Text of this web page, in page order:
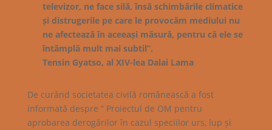
televizor, ne face silă, însă schimbările climatice
și distrugerile pe care le provocăm mediului nu
ne afectează în aceeași măsură, pentru că ele se
întâmplă mult mai subtil”.
Tensin Gyatso, al XIV-lea Dalai Lama
De curând societatea civilă românească a fost
informată despre ” Proiectul de OM pentru
aprobarea derogărilor în cazul speciilor urs, lup și